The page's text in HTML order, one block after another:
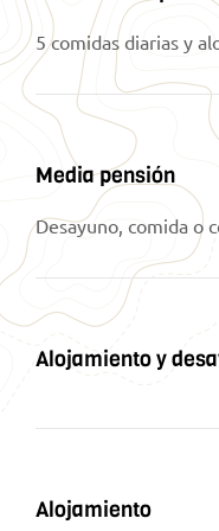
5 comidas diarias y
Media pensión
Desayuno, comida o
Alojamiento y
Alojamiento